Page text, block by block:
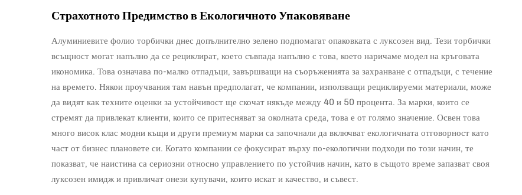
Страхотното Предимство в Екологичното Упаковяване
Алуминиевите фолио торбички днес допълнително зелено подпомагат опаковката с луксозен вид. Тези торбички
всъщност могат напълно да се рециклират, което съвпада напълно с това, което наричаме модел на кръговата
икономика. Това означава по-малко отпадъци, завършващи на съоръженията за захранване с отпадъци, с течение
на времето. Някои проучвания там навън предполагат, че компании, използващи рециклируеми материали, може
да видят как техните оценки за устойчивост ще скочат някъде между 40 и 50 процента. За марки, които се
стремят да привлекат клиенти, които се притесняват за околната среда, това е от голямо значение. Освен това
много висок клас модни къщи и други премиум марки са започнали да включват екологичната отговорност като
част от бизнес плановете си. Когато компании се фокусират върху по-екологични подходи по този начин, те
показват, че наистина са сериозни относно управлението по устойчив начин, като в същото време запазват своя
луксозен имидж и привличат онези купувачи, които искат и качество, и съвест.